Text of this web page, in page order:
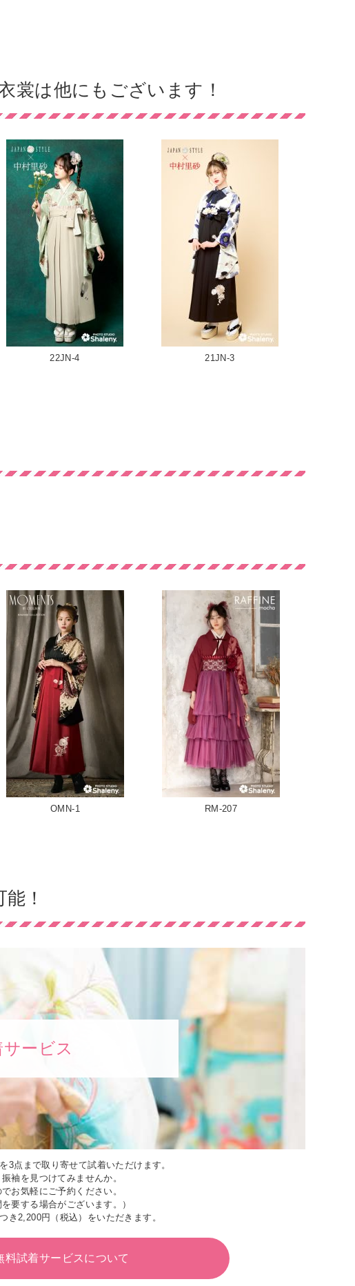
裳は他にもございます！
22JN-4 21JN-3
OMN-1 RM-207
！
ービス
3点まで取り寄せて試着いただけます。
袖を見つけてみませんか。
お気軽にご予約ください。
要する場合がございます。）
2,200円（税込）をいただきます。
料試着サービスについて